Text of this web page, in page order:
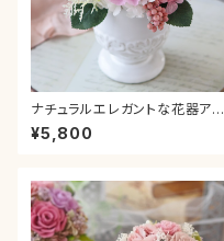
ナチュラルエレガントな花器アレ
ンジメント＊ピンク 母の日 ピ
ンク グラデーション カーネーシ
越し 誕生日 還暦
¥5,800